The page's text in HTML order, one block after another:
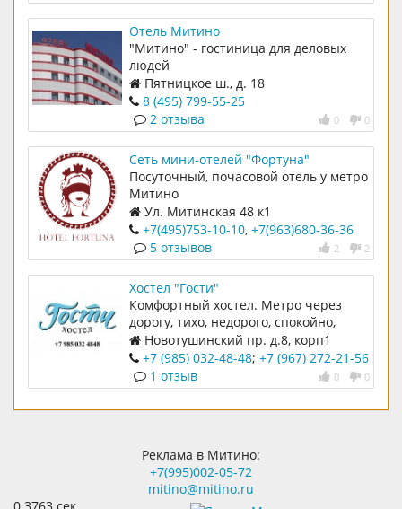
Отель Митино
"Митино" - гостиница для деловых
людей
Пятницкое ш., д. 18
8 (495) 799-55-25
0 0
2 отзыва
Сеть мини-отелей "Фортуна"
Посуточный, почасовой отель у метро
Митино
Ул. Митинская 48 к1
+7(495)753-10-10, +7(963)680-36-36
2 2
5 отзывов
Хостел "Гости"
Комфортный хостел. Метро через
дорогу, тихо, недорого, спокойно,
все для достойного проживания
Новотушинский пр. д.8, корп1
+7 (985) 032-48-48; +7 (967) 272-21-56
0 0
1 отзыв
Реклама в Митино:
+7(995)002-05-72
mitino@mitino.ru
0.3763 сек.